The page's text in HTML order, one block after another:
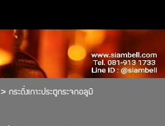
กระดิ่งเกาะประตูกระจกอลูมิ